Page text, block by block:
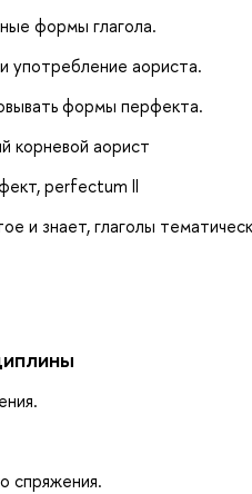
формы глагола.
употребление аориста.
формы перфекта.
корневой аорист
perfectum II
и знает, глаголы
спряжения.